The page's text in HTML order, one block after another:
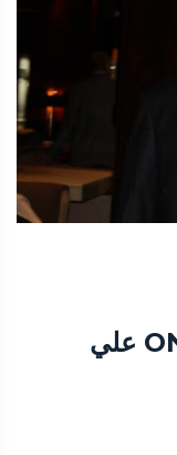
رئيس جامعة الكرة والـ ONEE علي